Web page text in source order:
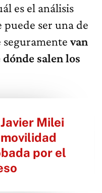
es el análisis
puede ser una de
van
salen los
Milei
por el